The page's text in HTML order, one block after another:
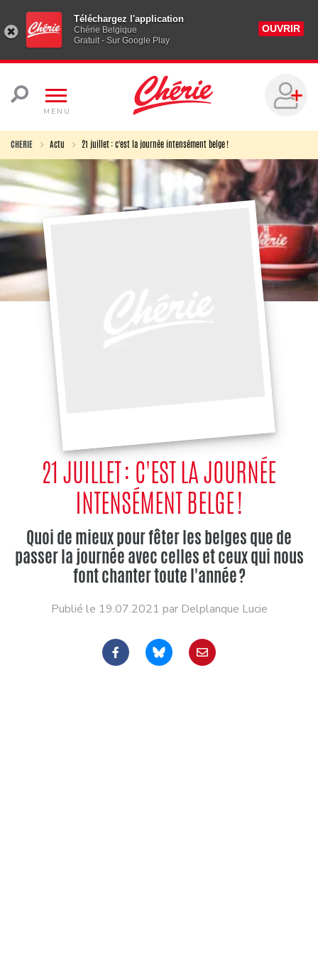
Téléchargez l'application
Chérie Belgique
Gratuit - Sur Google Play
OUVRIR
MENU
CHERIE Actu 21 juillet : c'est la journée intensément belge !
21 JUILLET : C'EST LA JOURNÉE
INTENSÉMENT BELGE !
Quoi de mieux pour fêter les belges que de
passer la journée avec celles et ceux qui nous
font chanter toute l'année ?
Publié le 19.07.2021 par Delplanque Lucie